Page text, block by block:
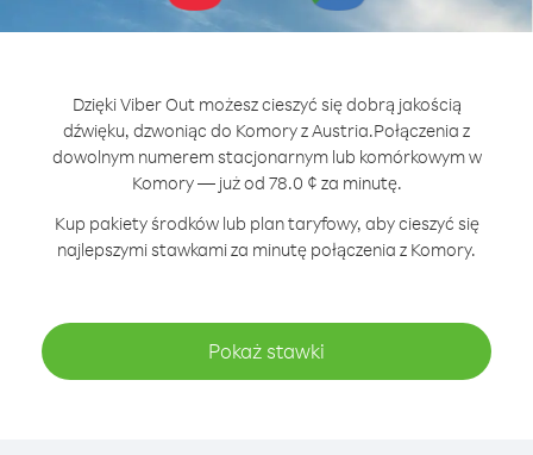
Dzięki Viber Out możesz cieszyć się dobrą jakością
dźwięku, dzwoniąc do Komory z Austria.Połączenia z
dowolnym numerem stacjonarnym lub komórkowym w
Komory — już od 78.0 ¢ za minutę.
Kup pakiety środków lub plan taryfowy, aby cieszyć się
najlepszymi stawkami za minutę połączenia z Komory.
Pokaż stawki